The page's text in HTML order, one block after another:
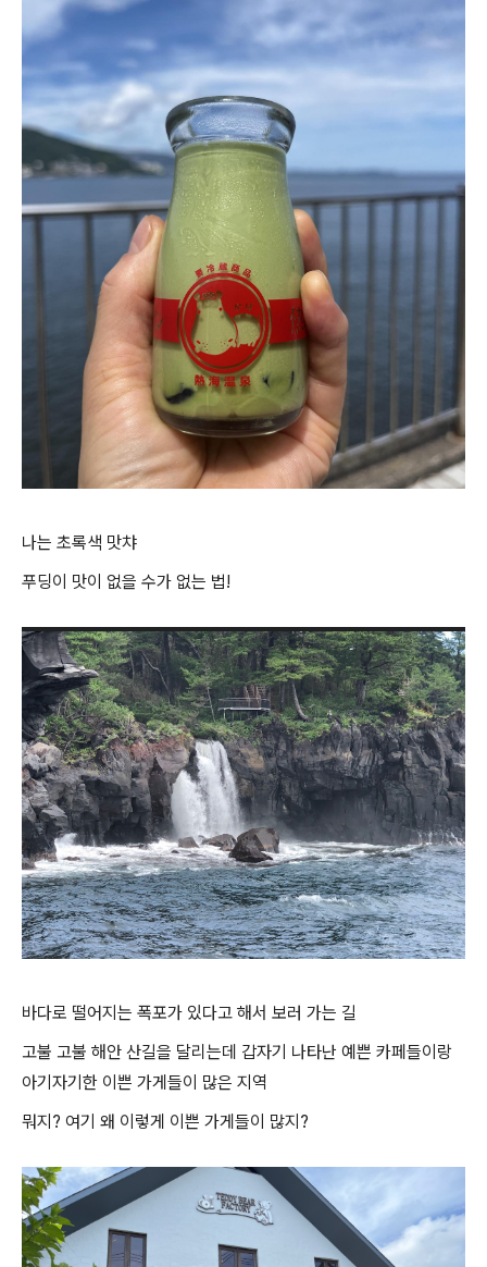
나는 초록색 맛챠
푸딩이 맛이 없을 수가 없는 법!
바다로 떨어지는 폭포가 있다고 해서 보러 가는 길
고불 고불 해안 산길을 달리는데 갑자기 나타난 예쁜 카페들이랑
아기자기한 이쁜 가게들이 많은 지역
뭐지? 여기 왜 이렇게 이쁜 가게들이 많지?